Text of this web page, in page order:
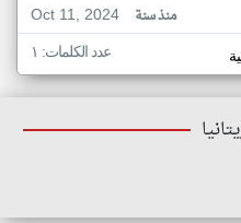
Oct 11, 2024
منذ سنة
عدد الكلمات: ١